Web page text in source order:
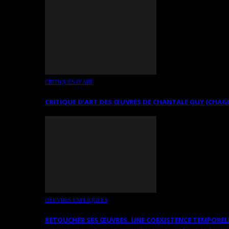
CRITIQUES D’ART
CRITIQUE D’ART DES ŒUVRES DE CHANTALE GUY
OEUVRES EXPLIQUÉES
RETOUCHER SES ŒUVRES. UNE COEXISTENCE